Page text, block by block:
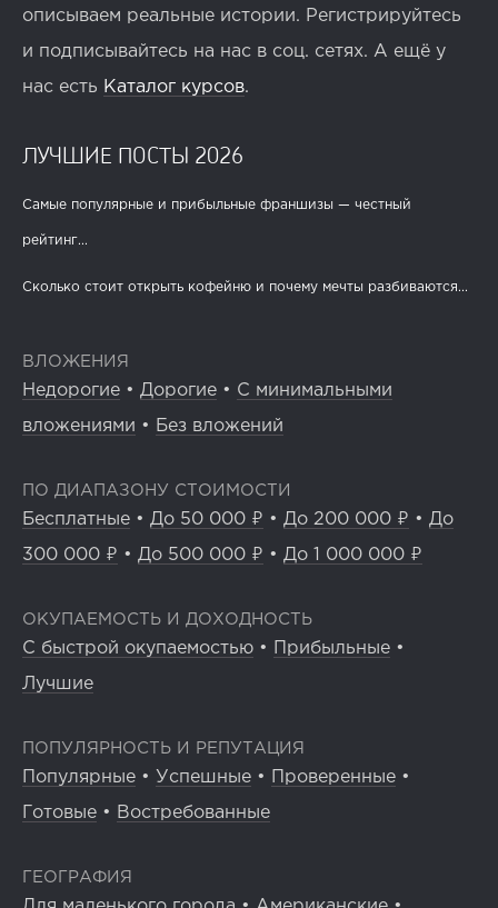
описываем реальные истории. Регистрируйтесь
и подписывайтесь на нас в соц. сетях. А ещё у
нас есть Каталог курсов.
ЛУЧШИЕ ПОСТЫ 2026
Самые популярные и прибыльные франшизы — честный
рейтинг...
Сколько стоит открыть кофейню и почему мечты разбиваются...
ВЛОЖЕНИЯ
Недорогие • Дорогие • С минимальными
вложениями • Без вложений
ПО ДИАПАЗОНУ СТОИМОСТИ
Бесплатные • До 50 000 ₽ • До 200 000 ₽ • До
300 000 ₽ • До 500 000 ₽ • До 1 000 000 ₽
ОКУПАЕМОСТЬ И ДОХОДНОСТЬ
С быстрой окупаемостью • Прибыльные •
Лучшие
ПОПУЛЯРНОСТЬ И РЕПУТАЦИЯ
Популярные • Успешные • Проверенные •
Готовые • Востребованные
ГЕОГРАФИЯ